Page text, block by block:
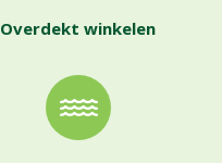
Overdekt winkelen